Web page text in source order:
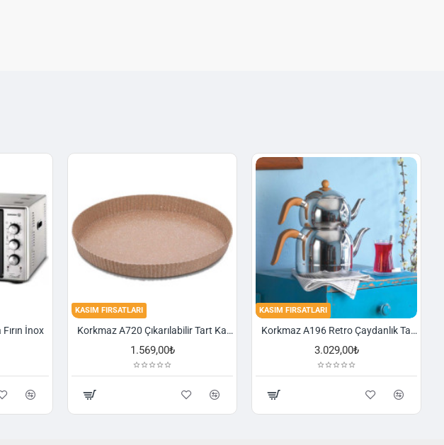
İnox
KASIM FIRSATLARI
Korkmaz A720 Çıkarılabilir Tart Kalıbı Granit 29,5 cm
1.569,00₺
KASIM FIRSATLARI
Korkmaz A196 Retro Çaydanlık Takımı
3.029,00₺